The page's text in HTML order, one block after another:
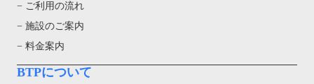
− ご利用の流れ
− 施設のご案内
− 料金案内
BTPについて